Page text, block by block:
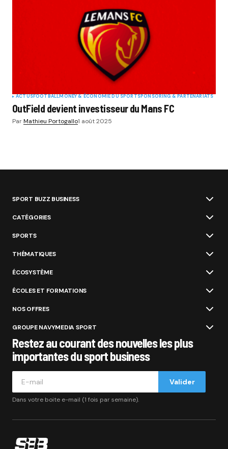
ACTUSFOOTBALLMONEY & ÉCONOMIE DU SPORTSPONSORING & PARTENARIATS
OutField devient investisseur du Mans FC
ParMathieu Portogallo1 août 2025
SPORT BUZZ BUSINESS
CATÉGORIES
SPORTS
THÉMATIQUES
ÉCOSYSTÈME
ÉCOLES ET FORMATIONS
NOS OFFRES
GROUPE NAVYMEDIA SPORT
Restez au courant des nouvelles les plus
importantes du sport business
Valider
Dans votre boite e-mail (1 fois par semaine).